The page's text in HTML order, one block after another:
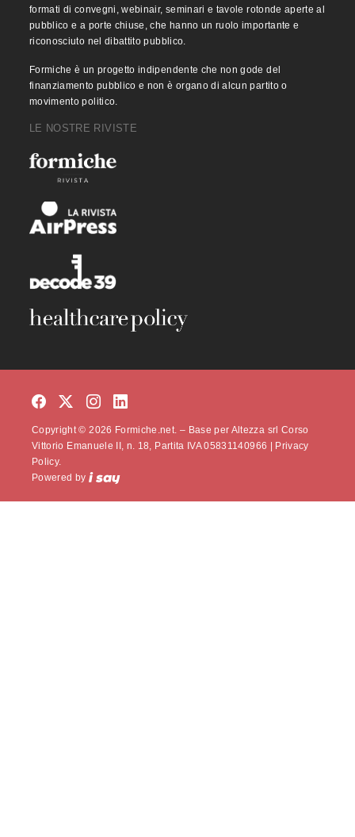
formati di convegni, webinair, seminari e tavole rotonde aperte al
pubblico e a porte chiuse, che hanno un ruolo importante e
riconosciuto nel dibattito pubblico.
Formiche è un progetto indipendente che non gode del
finanziamento pubblico e non è organo di alcun partito o
movimento politico.
LE NOSTRE RIVISTE
Copyright © 2026 Formiche.net. – Base per Altezza srl Corso
Vittorio Emanuele II, n. 18, Partita IVA 05831140966 | Privacy
Policy.
Powered by